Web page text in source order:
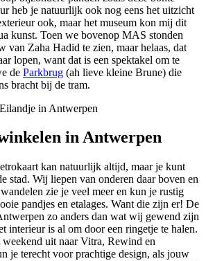
heb je natuurlijk ook nog eens het uitzicht
ook, maar het museum kon mij dit
kunst. Toen we bovenop MAS stonden
van Zaha Hadid te zien, maar helaas, dat
lopen, want dat is een spektakel om te
de Parkbrug (ah lieve kleine Brune) die
bracht bij de tram.
in Antwerpen
kan natuurlijk altijd, maar je kunt
stad. Wij liepen van onderen daar boven en
zie je veel meer en kun je rustig
pandjes en etalages. Want die zijn er! De
zo anders dan wat wij gewend zijn
interieur is al om door een ringetje te halen.
uit naar Vitra, Rewind en
je terecht voor prachtige design, als jouw